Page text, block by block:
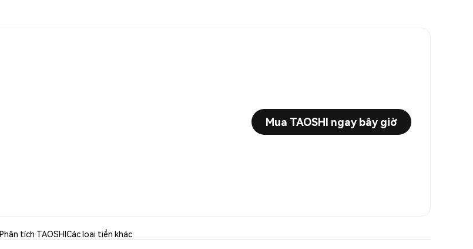
Mua TAOSHI ngay bây giờ
Phân tích TAOSHICác loại tiền khác